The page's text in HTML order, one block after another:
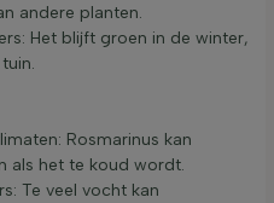
andere planten.
Het blijft groen in de winter,
Rosmarinus kan
als het te koud wordt.
Te veel vocht kan